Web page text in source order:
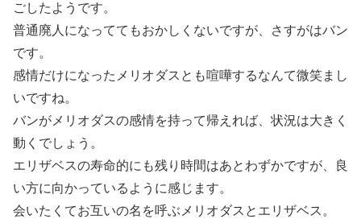
ごしたようです。
普通廃人になっててもおかしくないですが、さすがはバン
です。
感情だけになったメリオダスとも喧嘩するなんて微笑まし
いですね。
バンがメリオダスの感情を持って帰えれば、状況は大きく
動くでしょう。
エリザベスの寿命的にも残り時間はあとわずかですが、良
い方に向かっているように感じます。
会いたくてお互いの名を呼ぶメリオダスとエリザベス。